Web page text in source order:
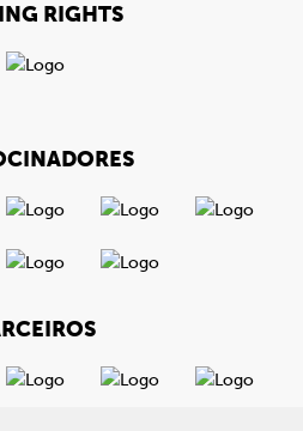
RIGHTS